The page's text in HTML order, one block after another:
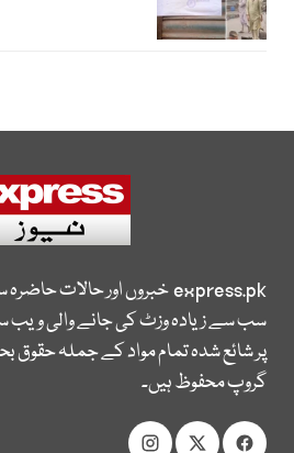
express.pkخبروں اور حالات
سب سے زیادہ وزٹ کی جانے والی
پر شائع شدہ تمام مواد کے جملہ حقوق
گروپ محفوظ ہیں۔